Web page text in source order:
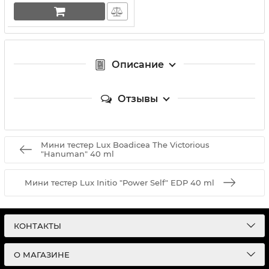
Описание
Отзывы
Мини тестер Lux Boadicea The Victorious
"Hanuman" 40 ml
Мини тестер Lux Initio "Power Self" EDP 40 ml
КОНТАКТЫ
О МАГАЗИНЕ